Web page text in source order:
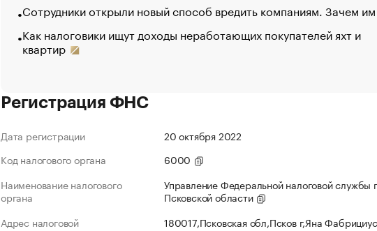
Сотрудники открыли новый способ вредить компаниям. Зачем
Как налоговики ищут доходы неработающих покупателей яхт и
квартир
Регистрация ФНС
Дата регистрации
20 октября 2022
Код налогового органа
6000
Наименование налогового
органа
Управление Федеральной налоговой службы
Псковской области
Адрес налоговой
180017,Псковская обл,Псков г,Яна